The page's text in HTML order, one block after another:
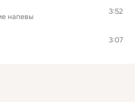
напевы
3:52
3:07